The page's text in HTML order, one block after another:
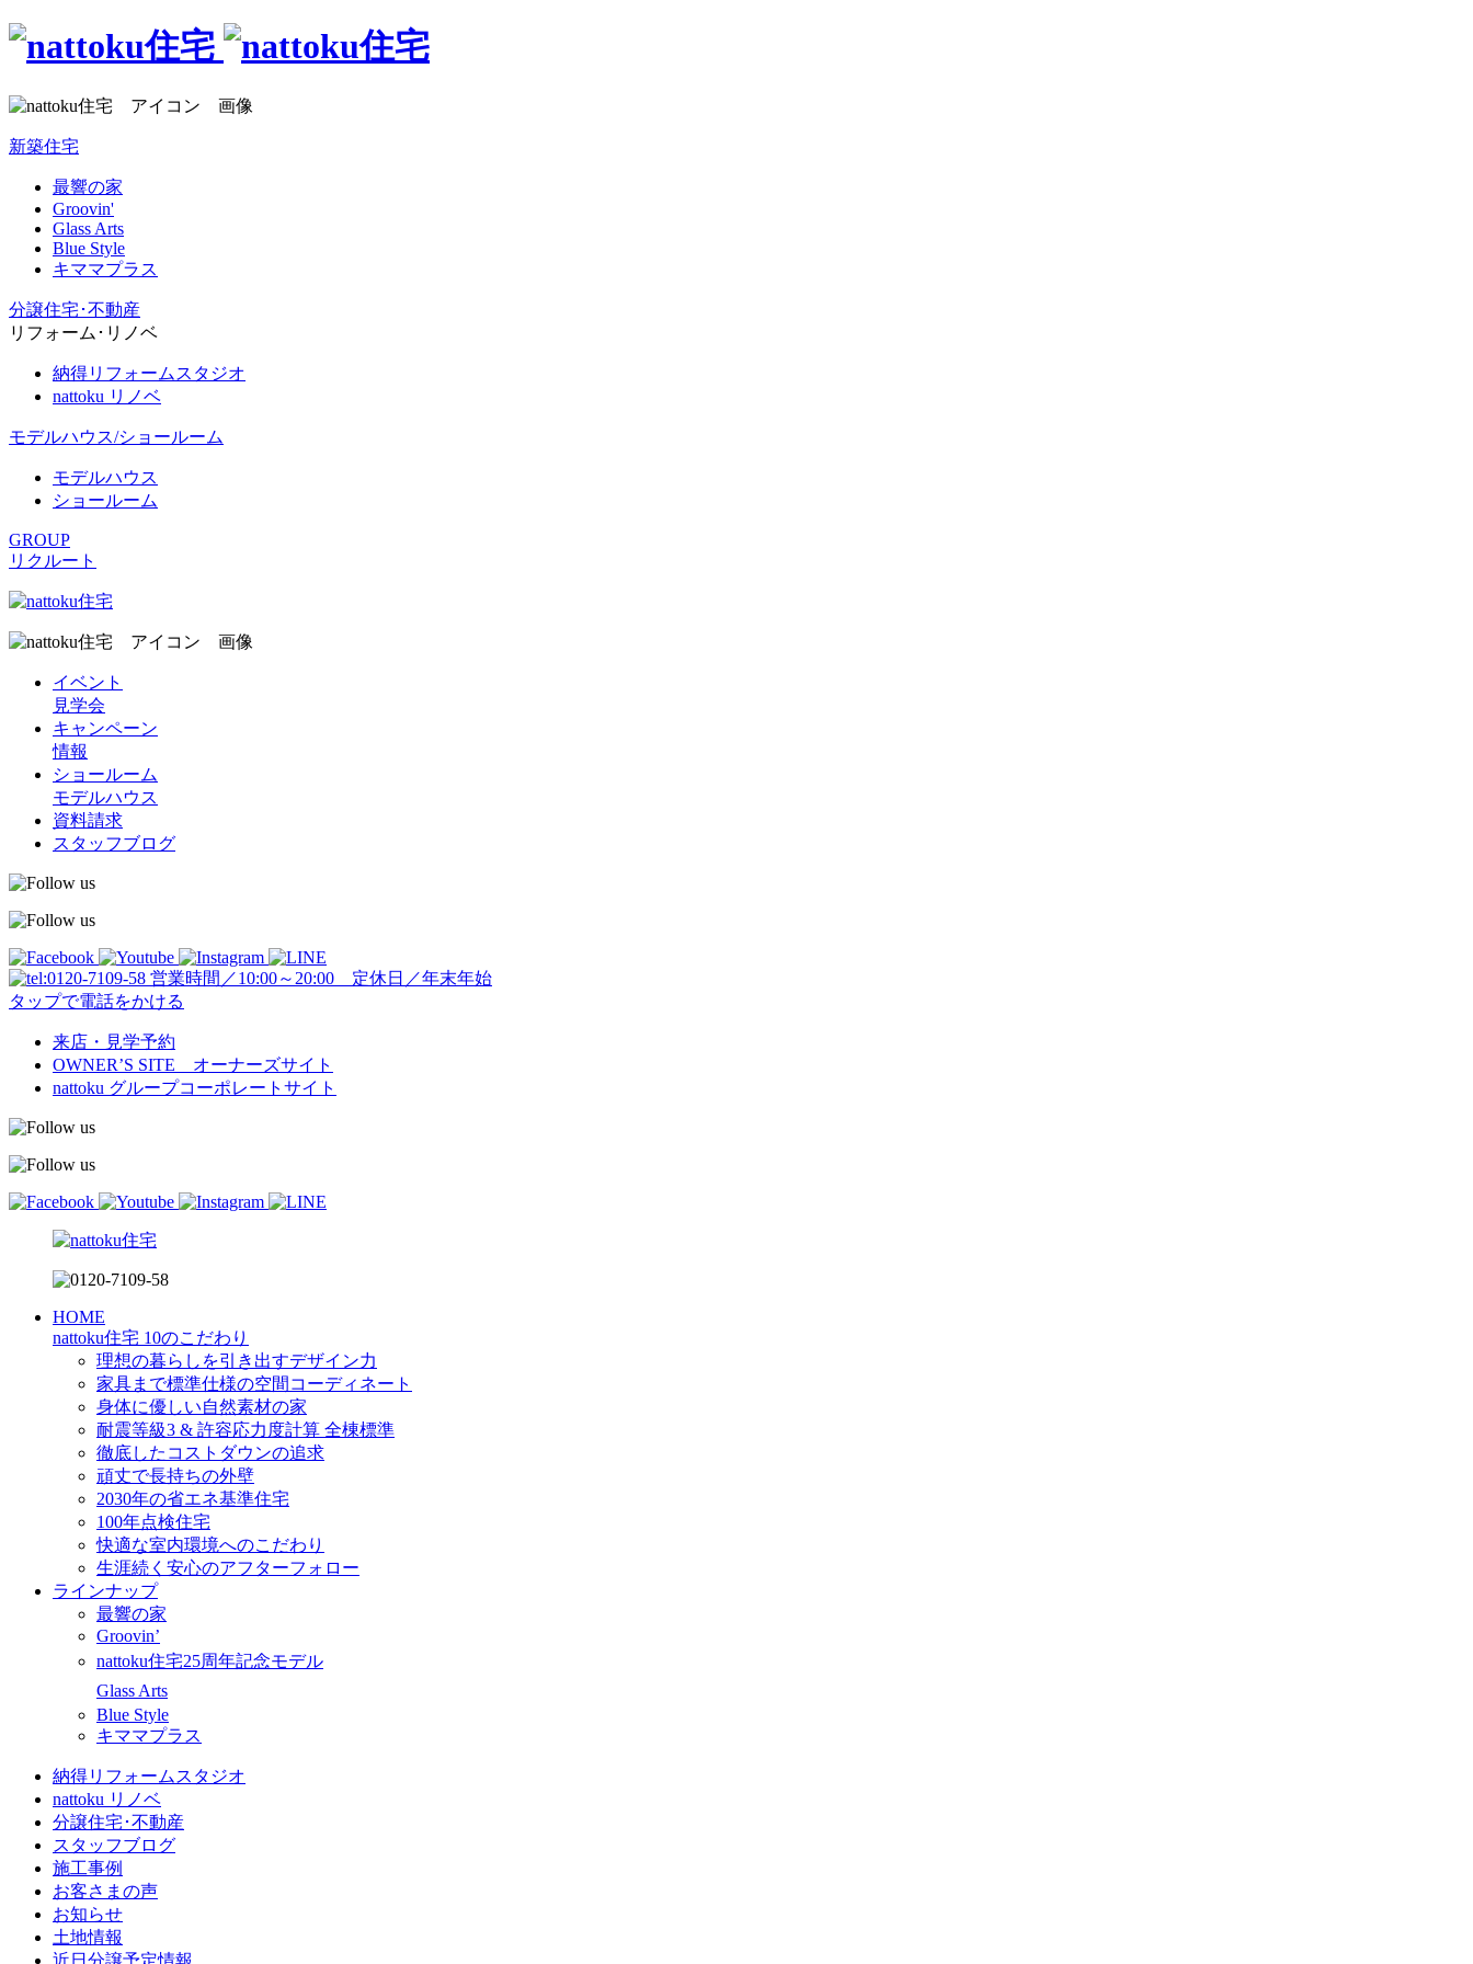
新築住宅
最響の家
Groovin'
Glass Arts
Blue Style
キママプラス
分譲住宅･不動産
リフォーム･リノベ
納得リフォームスタジオ
nattoku リノベ
モデルハウス/ショールーム
モデルハウス
ショールーム
GROUP
リクルート
イベント
見学会
キャンペーン
情報
ショールーム
モデルハウス
資料請求
スタッフブログ
営業時間／10:00～20:00 定休日／年末年始
タップで電話をかける
来店・見学予約
OWNER’S SITE オーナーズサイト
nattoku グループコーポレートサイト
HOME
nattoku住宅 10のこだわり
理想の暮らしを引き出すデザイン力
家具まで標準仕様の空間コーディネート
身体に優しい自然素材の家
耐震等級3 & 許容応力度計算 全棟標準
徹底したコストダウンの追求
頑丈で長持ちの外壁
2030年の省エネ基準住宅
100年点検住宅
快適な室内環境へのこだわり
生涯続く安心のアフターフォロー
ラインナップ
最響の家
Groovin’
nattoku住宅25周年記念モデル
Glass Arts
Blue Style
キママプラス
納得リフォームスタジオ
nattoku リノベ
分譲住宅･不動産
スタッフブログ
施工事例
お客さまの声
お知らせ
土地情報
近日分譲予定情報